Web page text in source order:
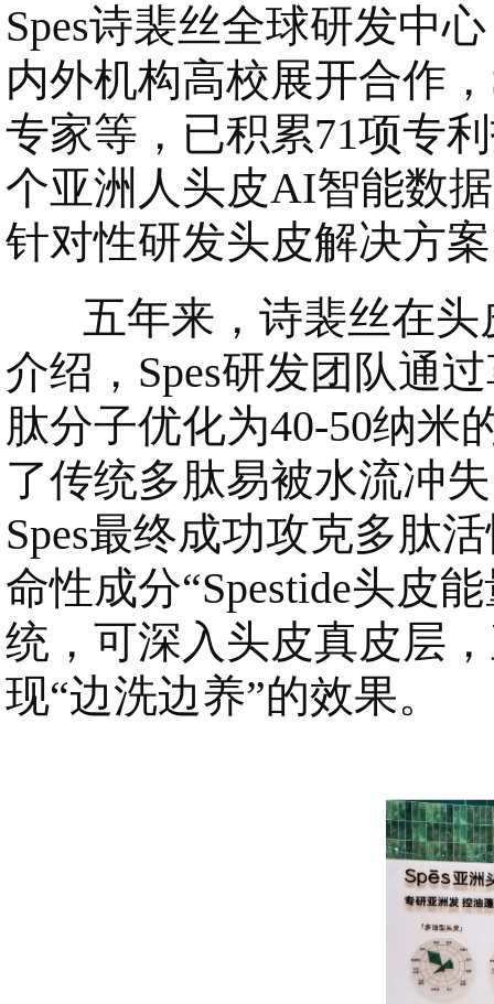
Spes诗裴丝全球研发中
内外机构高校展开合作
专家等，已积累71项专
个亚洲人头皮AI智能数
针对性研发头皮解决方
五年来，诗裴丝在头
介绍，Spes研发团队通
肽分子优化为40-50纳米
了传统多肽易被水流冲
Spes最终成功攻克多肽
命性成分“Spestide头皮
统，可深入头皮真皮层
现“边洗边养”的效果。